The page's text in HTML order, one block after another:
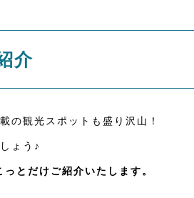
介
の観光スポットも盛り沢山！
ょう♪
とだけご紹介いたします。